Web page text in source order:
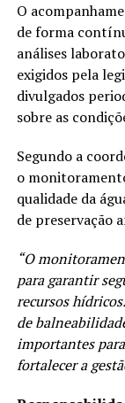
O
de forma
análises
exigidos pela
divulgados
sobre as
Segundo a
o
qualidade da
de preservação
“O
para garantir
recursos
de
importantes
fortalecer a